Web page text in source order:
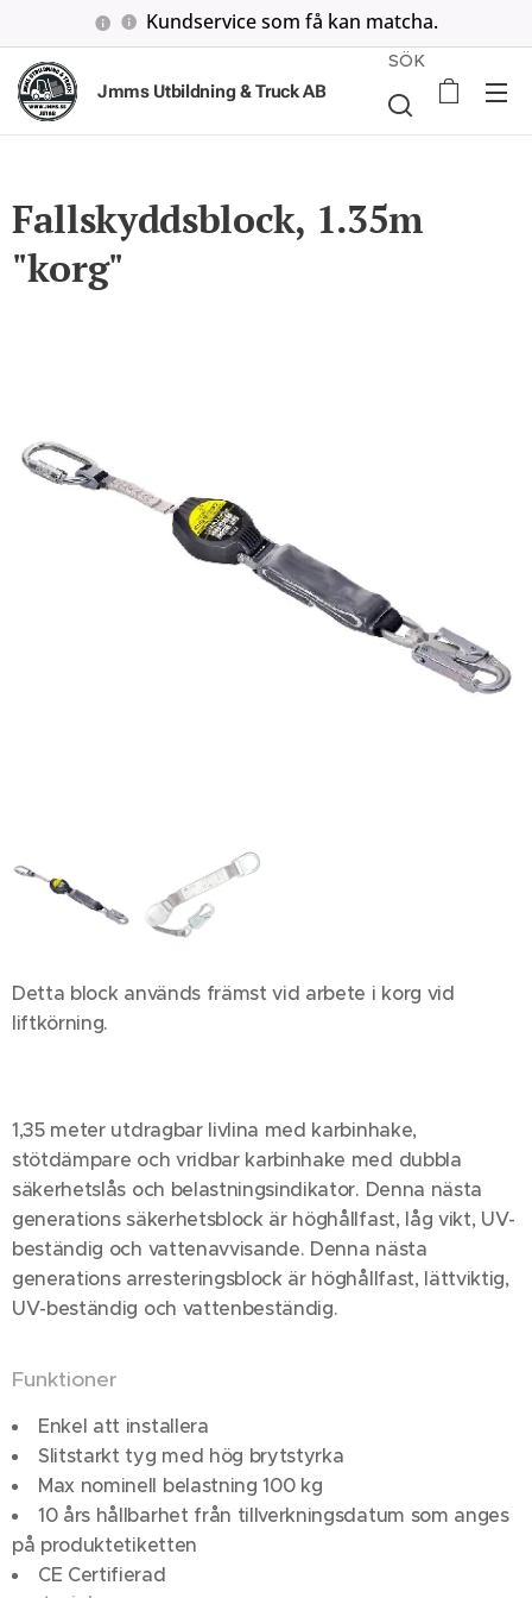
Kundservice som få kan matcha.
Jmms Utbildning & Truck AB
SÖK
Fallskyddsblock, 1.35m
"korg"
Detta block används främst vid arbete i korg vid
liftkörning.
1,35 meter utdragbar livlina med karbinhake,
stötdämpare och vridbar karbinhake med dubbla
säkerhetslås och belastningsindikator. Denna nästa
generations säkerhetsblock är höghållfast, låg vikt, UV-
beständig och vattenavvisande. Denna nästa
generations arresteringsblock är höghållfast, lättviktig,
UV-beständig och vattenbeständig.
Funktioner
Enkel att installera
Slitstarkt tyg med hög brytstyrka
Max nominell belastning 100 kg
10 års hållbarhet från tillverkningsdatum som anges
på produktetiketten
CE Certifierad